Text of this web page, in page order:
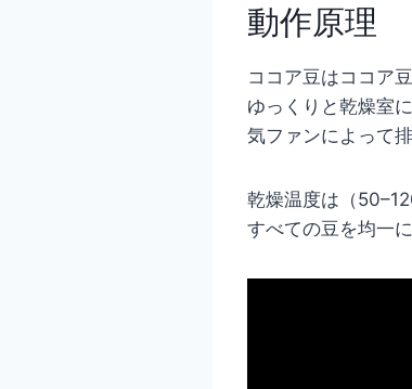
動作原理
ココア豆はココア
ゆっくりと乾燥室
気ファンによって
乾燥温度は（
すべての豆を均一